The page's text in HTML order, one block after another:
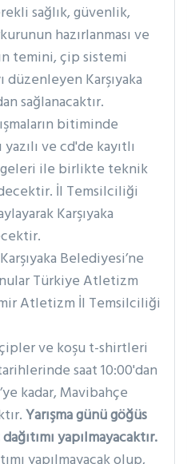
sağlık, güvenlik,
hazırlanması ve
temini, çip sistemi
düzenleyen Karşıyaka
sağlanacaktır.
bitiminde
ve cd'de kayıtlı
ile birlikte teknik
İl Temsilciliği
Karşıyaka
Belediyesi’ne
Türkiye Atletizm
Atletizm İl Temsilciliği
ve koşu t-shirtleri
saat 10:00'dan
kadar, Mavibahçe
Yarışma günü göğüs
yapılmayacaktır.